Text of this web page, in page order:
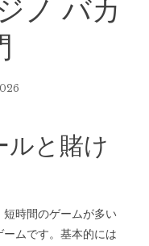
ノ バカ
ルと賭け
時間のゲームが多い
ムです。基本的には